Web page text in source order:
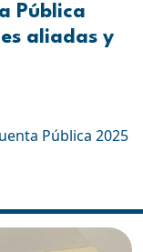
Pública
aliadas y
Pública 2025